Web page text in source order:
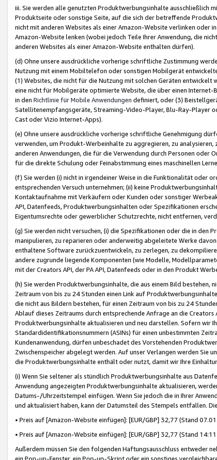
iii. Sie werden alle genutzten Produktwerbungsinhalte ausschließlich
Produktseite oder sonstige Seite, auf die sich der betreffende
nicht mit anderen Websites als einer Amazon-Website verlinken oder
Amazon-Website lenken (wobei jedoch Teile Ihrer Anwendung, die
anderen Websites als einer Amazon-Website enthalten dürfen).
(d) Ohne unsere ausdrückliche vorherige schriftliche Zustimmung
Nutzung mit einem Mobiltelefon oder sonstigen Mobilgerät
(1) Websites, die nicht für die Nutzung mit solchen Geräten
eine nicht für Mobilgeräte optimierte Website, die über einen
in den Richtlinie für Mobile Anwendungen definiert, oder (3)
Satellitenempfangsgeräte, Streaming-Video-Player, Blu-Ray-Player
Cast oder Vizio Internet-Apps).
(e) Ohne unsere ausdrückliche vorherige schriftliche Genehmigung
verwenden, um Produkt-Werbeinhalte zu aggregieren, zu
anderen Anwendungen, die für die Verwendung durch Personen
für die direkte Schulung oder Feinabstimmung eines maschinellen
(f) Sie werden (i) nicht in irgendeiner Weise in die Funktionalität oder
entsprechenden Versuch unternehmen; (ii) keine
Kontaktaufnahme mit Verkäufern oder Kunden oder sonstiger
API, Datenfeeds, Produktwerbungsinhalten oder Spezifikationen
Eigentumsrechte oder gewerblicher Schutzrechte, nicht entfernen,
(g) Sie werden nicht versuchen, (i) die Spezifikationen oder die in
manipulieren, zu reparieren oder anderweitig abgeleitete Werke
enthaltene Software zurückzuentwickeln, zu zerlegen, zu
andere zugrunde liegende Komponenten (wie Modelle,
mit der Creators API, der PA API, Datenfeeds oder in den Produkt
(h) Sie werden Produktwerbungsinhalte, die aus einem Bild bestehen,
Zeitraum von bis zu 24 Stunden einen Link auf
die nicht aus Bildern bestehen, für einen Zeitraum von bis zu 24
Ablauf dieses Zeitraums durch entsprechende Anfrage an die
Produktwerbungsinhalte aktualisieren und neu darstellen. Sofern wir
Standardidentifikationsnummern (ASINs) für einen unbestimmten
Kundenanwendung, dürfen unbeschadet des Vorstehenden
Zwischenspeicher abgelegt werden. Auf unser Verlangen werden Sie
die Produktwerbungsinhalte enthält oder nutzt, damit wir Ihre
(i) Wenn Sie seltener als stündlich Produktwerbungsinhalte aus
Anwendung angezeigten Produktwerbungsinhalte aktualisieren,
Datums-/Uhrzeitstempel einfügen. Wenn Sie jedoch die in Ihrer
und aktualisiert haben, kann der Datumsteil des Stempels entfallen.
• Preis auf [Amazon-Website einfügen]: [EUR/GBP] 32,77 (Stand
• Preis auf [Amazon-Website einfügen]: [EUR/GBP] 32,77 (Stand
Außerdem müssen Sie den folgenden Haftungsausschluss entweder
ein Pop-up-Fenster, ein Pop-up-Skript oder ein sonstiges